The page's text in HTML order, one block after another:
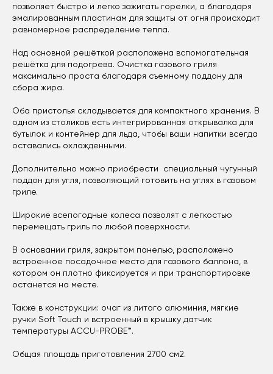
позволяет быстро и легко зажигать горелки, а благодаря
эмалированным пластинам для защиты от огня происходит
равномерное распределение тепла.
Над основной решёткой расположена вспомогательная
решётка для подогрева. Очистка газового гриля
максимально проста благодаря съемному поддону для
сбора жира.
Оба пристолья складывается для компактного хранения. В
одном из столиков есть интегрированная открывалка для
бутылок и контейнер для льда, чтобы ваши напитки всегда
оставались охлажденными.
Дополнительно можно приобрести специальный чугунный
поддон для угля, позволяющий готовить на углях в газовом
гриле.
Широкие всепогодные колеса позволят с легкостью
перемещать гриль по любой поверхности.
В основании гриля, закрытом панелью, расположено
встроенное посадочное место для газового баллона, в
котором он плотно фиксируется и при транспортировке
останется на месте.
Также в конструкции: очаг из литого алюминия, мягкие
ручки Soft Touch и встроенный в крышку датчик
температуры ACCU-PROBE™.
Общая площадь приготовления 2700 см2.